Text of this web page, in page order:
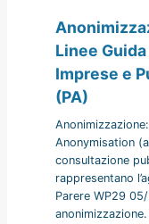
Linee
Imprese e
(PA)
Anonymisation
consultazione
rappresentano
Parere WP29